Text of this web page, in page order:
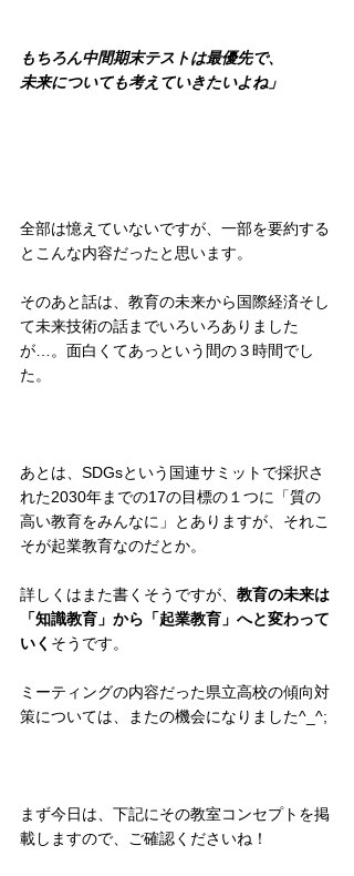
もちろん中間期末テストは最優先で、
未来についても考えていきたいよね」
全部は憶えていないですが、一部を要約する
とこんな内容だったと思います。
そのあと話は、教育の未来から国際経済そし
て未来技術の話までいろいろありました
が…。面白くてあっという間の３時間でし
た。
あとは、SDGsという国連サミットで採択さ
れた2030年までの17の目標の１つに「質の
高い教育をみんなに」とありますが、それこ
そが起業教育なのだとか。
詳しくはまた書くそうですが、 教育の未来は
「知識教育」から「起業教育」へと変わって
いく そうです。
ミーティングの内容だった県立高校の傾向対
策については、またの機会になりました^_^;
まず今日は、下記にその教室コンセプトを掲
載しますので、ご確認くださいね！